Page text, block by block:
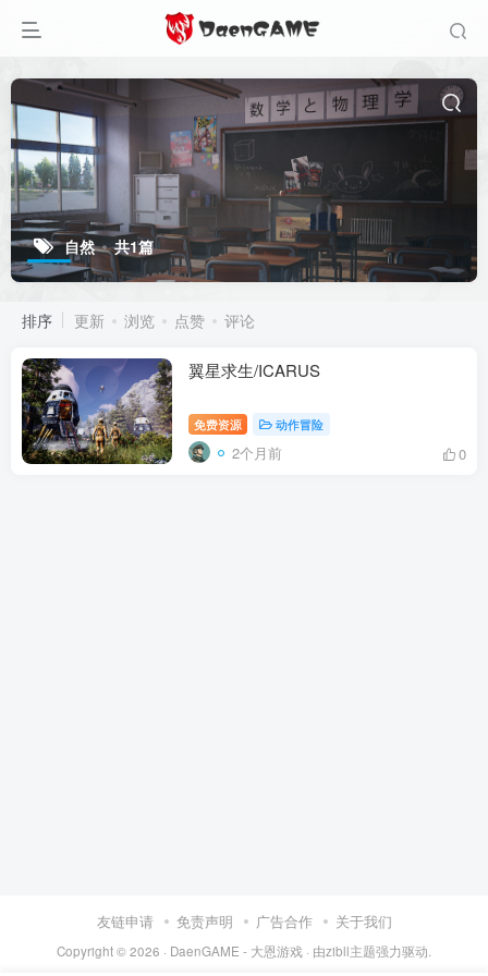
自然 共1篇
排序 更新 浏览 点赞 评论
翼星求生/ICARUS
免费资源 动作冒险
2个月前 0
友链申请 免责声明 广告合作 关于我们
Copyright © 2026 · DaenGAME - 大恩游戏 · 由zibll主题强力驱动.